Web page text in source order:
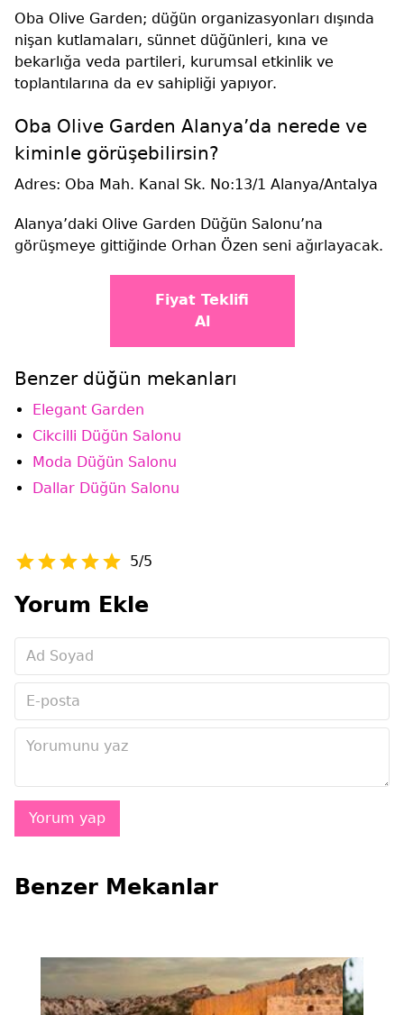
Oba Olive Garden; düğün organizasyonları dışında
nişan kutlamaları, sünnet düğünleri, kına ve
bekarlığa veda partileri, kurumsal etkinlik ve
toplantılarına da ev sahipliği yapıyor.
Oba Olive Garden Alanya’da nerede ve
kiminle görüşebilirsin?
Adres: Oba Mah. Kanal Sk. No:13/1 Alanya/Antalya
Alanya’daki Olive Garden Düğün Salonu’na
görüşmeye gittiğinde Orhan Özen seni ağırlayacak.
Fiyat Teklifi
Al
Benzer düğün mekanları
Elegant Garden
Cikcilli Düğün Salonu
Moda Düğün Salonu
Dallar Düğün Salonu
5/5
Yorum Ekle
Benzer Mekanlar